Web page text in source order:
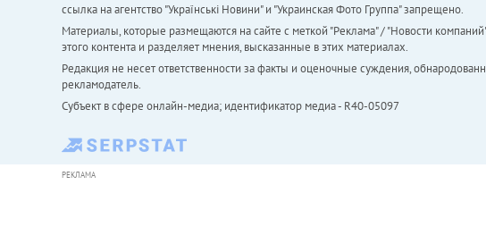
ссылка на агентство "Українськi Новини" и "Украинская Фото Группа" запрещено.
Материалы, которые размещаются на сайте с меткой "Реклама" / "Новости
этого контента и разделяет мнения, высказанные в этих материалах.
Редакция не несет ответственности за факты и оценочные суждения,
рекламодатель.
Субъект в сфере онлайн-медиа; идентификатор медиа - R40-05097
РЕКЛАМА